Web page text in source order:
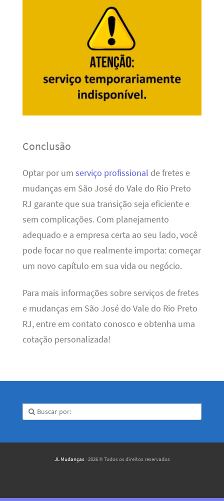
Conclusão
Optar por um serviço profissional de fretes e
mudanças em São José do Vale do Rio Preto
RJ garante que sua transição seja eficiente e
sem complicações. Com planejamento
adequado e a empresa certa ao seu lado, você
pode focar no que realmente importa: começar
um novo capítulo em sua vida ou negócio.
Para mais informações sobre serviços de fretes
e mudanças em São José do Vale do Rio Preto
RJ, entre em contato conosco e obtenha uma
cotação personalizada!
JL Mudanças· 2026 © Todos os direitos reservados